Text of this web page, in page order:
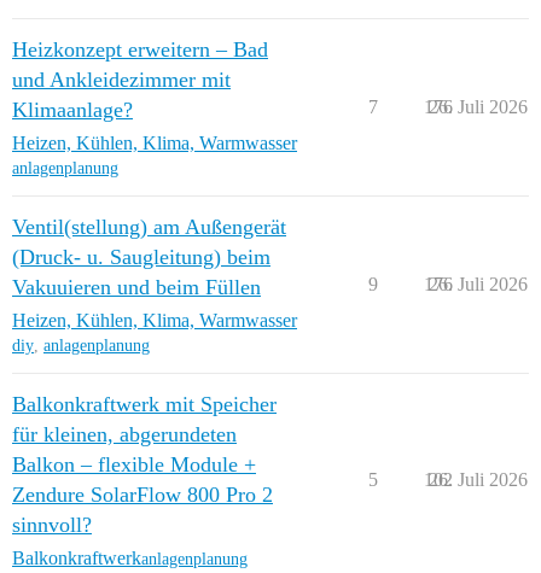
Heizkonzept erweitern – Bad
und Ankleidezimmer mit
Klimaanlage?
Heizen, Kühlen, Klima, Warmwasser
anlagenplanung
7 176
26. Juli 2026
Ventil(stellung) am Außengerät
(Druck- u. Saugleitung) beim
Vakuuieren und beim Füllen
Heizen, Kühlen, Klima, Warmwasser
diy, anlagenplanung
9 176
26. Juli 2026
Balkonkraftwerk mit Speicher
für kleinen, abgerundeten
Balkon – flexible Module +
Zendure SolarFlow 800 Pro 2
sinnvoll?
Balkonkraftwerkanlagenplanung
5 102
26. Juli 2026